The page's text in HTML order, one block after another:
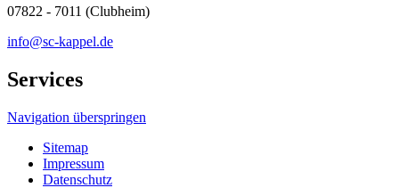
07822 - 7011 (Clubheim)
info@sc-kappel.de
Services
Navigation überspringen
Sitemap
Impressum
Datenschutz